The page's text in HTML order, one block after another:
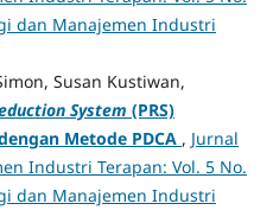
dan Manajemen Industri
Susan Kustiwan,
System (PRS)
Metode PDCA , Jurnal
Industri Terapan: Vol. 5 No.
dan Manajemen Industri